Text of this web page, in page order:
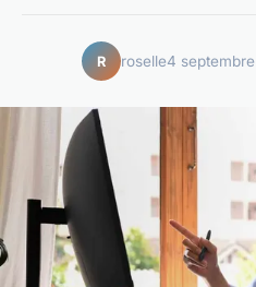
R roselle4